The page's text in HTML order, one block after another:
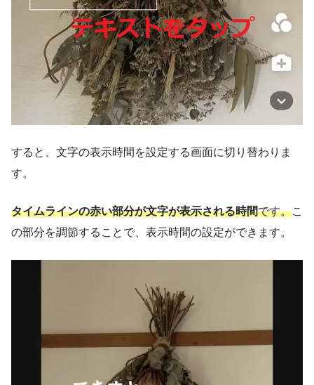
すると、文字の表示時間を設定する画面に切り替わりま
す。
タイムラインの赤い部分が文字が表示される時間です。こ
の部分を調節することで、表示時間の設定ができます。